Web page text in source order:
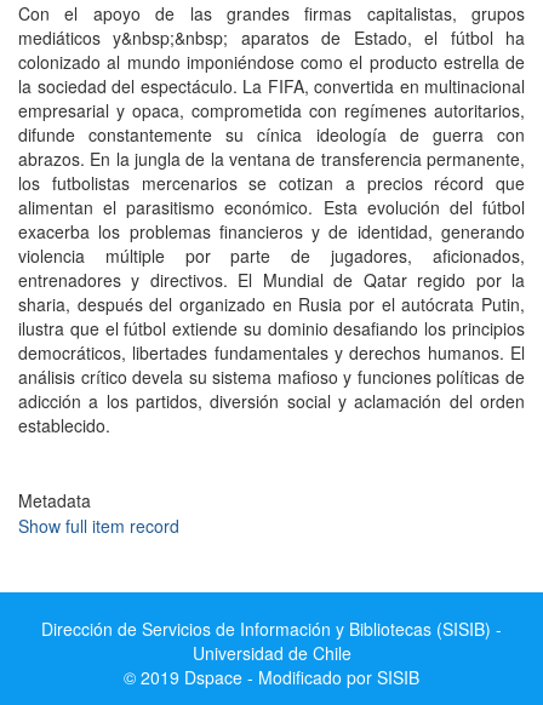
Con el apoyo de las grandes firmas capitalistas, grupos
mediáticos y&nbsp;&nbsp; aparatos de Estado, el fútbol ha
colonizado al mundo imponiéndose como el producto estrella de
la sociedad del espectáculo. La FIFA, convertida en multinacional
empresarial y opaca, comprometida con regímenes autoritarios,
difunde constantemente su cínica ideología de guerra con
abrazos. En la jungla de la ventana de transferencia permanente,
los futbolistas mercenarios se cotizan a precios récord que
alimentan el parasitismo económico. Esta evolución del fútbol
exacerba los problemas financieros y de identidad, generando
violencia múltiple por parte de jugadores, aficionados,
entrenadores y directivos. El Mundial de Qatar regido por la
sharia, después del organizado en Rusia por el autócrata Putin,
ilustra que el fútbol extiende su dominio desafiando los principios
democráticos, libertades fundamentales y derechos humanos. El
análisis crítico devela su sistema mafioso y funciones políticas de
adicción a los partidos, diversión social y aclamación del orden
establecido.
Metadata
Show full item record
Dirección de Servicios de Información y Bibliotecas (SISIB) -
Universidad de Chile
© 2019 Dspace - Modificado por SISIB